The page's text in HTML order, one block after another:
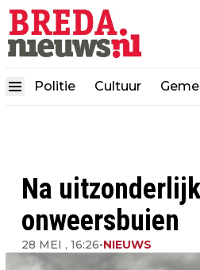
Politie Cultuur
Na
onweersbuien
28 MEI , 16:26•NIEUWS